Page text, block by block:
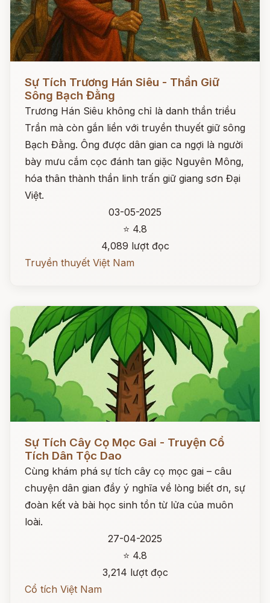
Sự Tích Trương Hán Siêu - Thần Giữ
Sông Bạch Đằng
Trương Hán Siêu không chỉ là danh thần triều
Trần mà còn gắn liền với truyền thuyết giữ sông
Bạch Đằng. Ông được dân gian ca ngợi là người
bày mưu cắm cọc đánh tan giặc Nguyên Mông,
hóa thân thành thần linh trấn giữ giang sơn Đại
Việt.
03-05-2025
⭐ 4.8
4,089 lượt đọc
Truyền thuyết Việt Nam
Sự Tích Cây Cọ Mọc Gai - Truyện Cổ
Tích Dân Tộc Dao
Cùng khám phá sự tích cây cọ mọc gai – câu
chuyện dân gian đầy ý nghĩa về lòng biết ơn, sự
đoàn kết và bài học sinh tồn từ lửa của muôn
loài.
27-04-2025
⭐ 4.8
3,214 lượt đọc
Cổ tích Việt Nam